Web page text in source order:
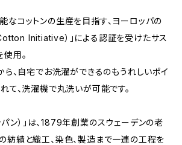
なコットンの生産を目指す、ヨーロッパの
Initiative）」による認証を受けたサス
用。
、自宅でお洗濯ができるのもうれしいポイ
て、洗濯機で丸洗いが可能です。
ン）」は、1879年創業のスウェーデンの老
紡績と織工、染色、製造まで一連の工程を